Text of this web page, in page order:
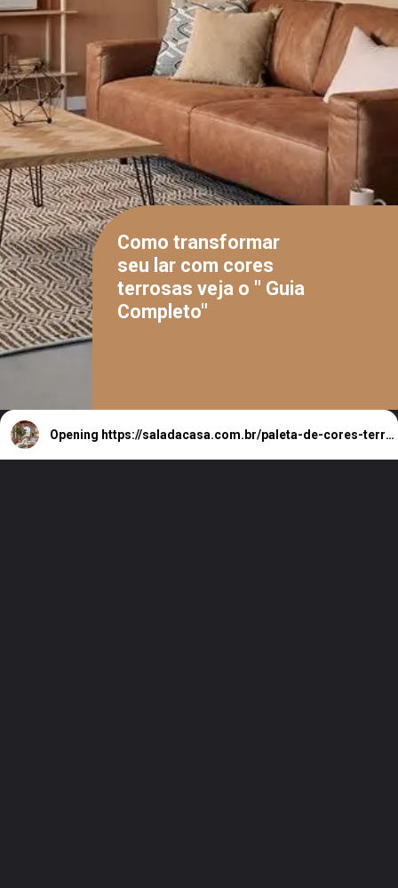
Como transformar
seu lar com cores
terrosas veja o " Guia
Completo"
Opening https://saladacasa.com.br/paleta-de-cores-terrosas-para-decorar-a-casa